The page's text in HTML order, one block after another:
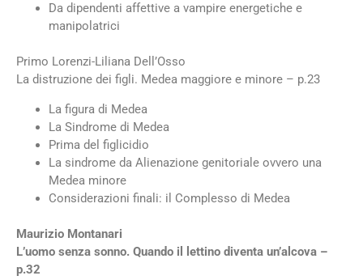
Da dipendenti affettive a vampire energetiche e
manipolatrici
Primo Lorenzi-Liliana Dell’Osso
La distruzione dei figli. Medea maggiore e minore – p.23
La figura di Medea
La Sindrome di Medea
Prima del figlicidio
La sindrome da Alienazione genitoriale ovvero una
Medea minore
Considerazioni finali: il Complesso di Medea
Maurizio Montanari
L’uomo senza sonno. Quando il lettino diventa un’alcova –
p.32